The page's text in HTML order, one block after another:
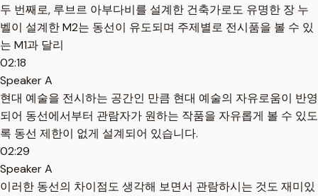
두 번째로, 루브르 아부다비를 설계한 건축가로도 유명한 장 누
벨이 설계한 M2는 동선이 유도되며 주제별로 전시품을 볼 수 있
는 M1과 달리
02:18
Speaker A
현대 예술을 전시하는 공간인 만큼 현대 예술의 자유로움이 반영
되어 동선에서부터 관람자가 원하는 작품을 자유롭게 볼 수 있도
록 동선 제한이 없게 설계되어 있습니다.
02:29
Speaker A
이러한 동선의 차이점도 생각해 보면서 관람하시는 것도 재미있